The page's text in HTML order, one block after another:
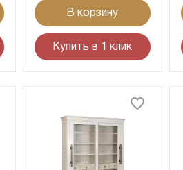
В корзину
Купить в 1 клик